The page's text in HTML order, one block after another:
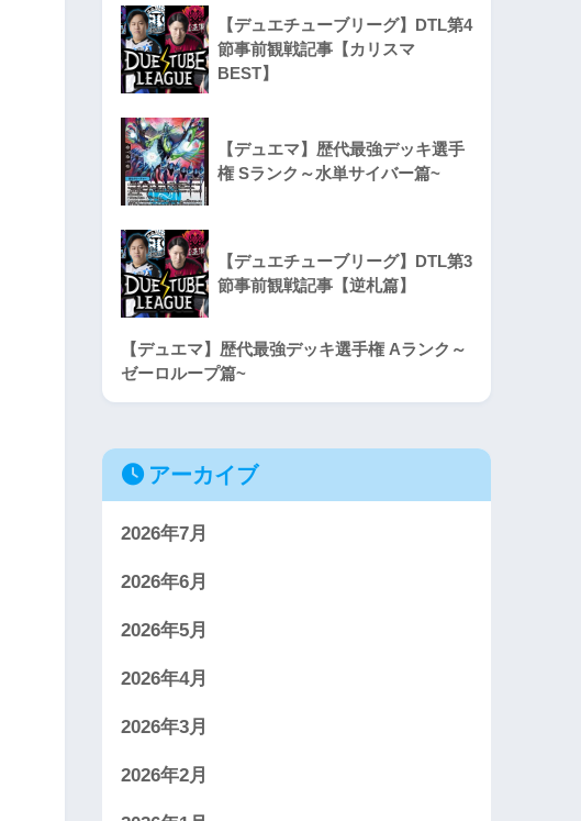
【デュエチューブリーグ】DTL第4
節事前観戦記事【カリスマ
BEST】
【デュエマ】歴代最強デッキ選手
権 Sランク～水単サイバー篇~
【デュエチューブリーグ】DTL第3
節事前観戦記事【逆札篇】
【デュエマ】歴代最強デッキ選手権 Aランク～
ゼーロループ篇~
アーカイブ
2026年7月
2026年6月
2026年5月
2026年4月
2026年3月
2026年2月